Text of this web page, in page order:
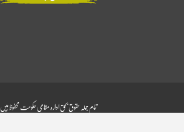
تمام جملہ حقوق بحق ادارہ مقامی حکومت محفوظ ہیں